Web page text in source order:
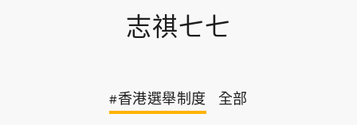
志祺七七
#香港選舉制度 全部